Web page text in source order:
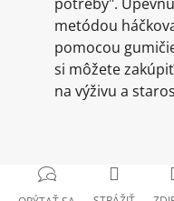
metódou
pomocou
si môžete
na výživu a